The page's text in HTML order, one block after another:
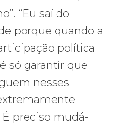
“Eu saí do
porque quando a
política
só garantir que
nesses
preciso mudá-